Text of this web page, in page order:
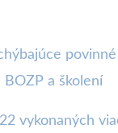
a školení
vykonaných